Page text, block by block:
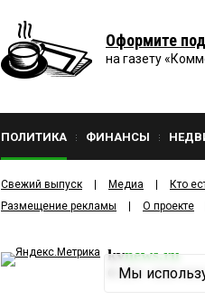
Оформите
на газету
ПОЛИТИКА ФИНАНСЫ
Свежий выпуск Медиа Кто
Размещение рекламы
О проекте
kvnews.ru
2001—2026ООО
Мы